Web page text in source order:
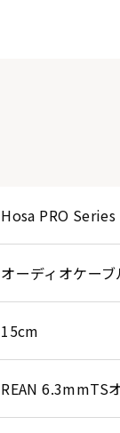
Hosa PRO Series
オーディオケーブ
15cm
REAN 6.3mmTS